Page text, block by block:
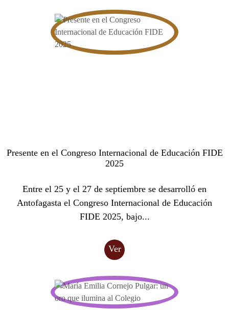
Presente en el Congreso Internacional de Educación FIDE
2025
Entre el 25 y el 27 de septiembre se desarrolló en
Antofagasta el Congreso Internacional de Educación
FIDE 2025, bajo...
Ver